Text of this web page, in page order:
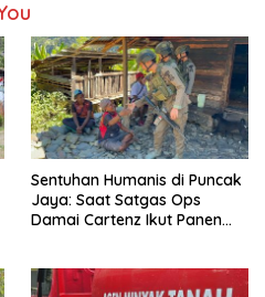
Sentuhan Humanis di Puncak
Jaya: Saat Satgas Ops
Damai Cartenz Ikut Panen